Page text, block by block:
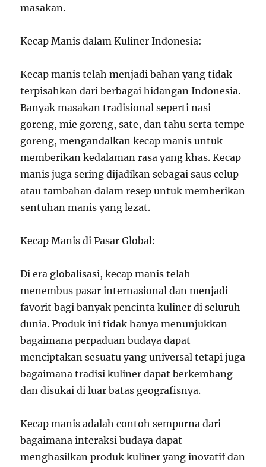
masakan.
Kecap Manis dalam Kuliner Indonesia:
Kecap manis telah menjadi bahan yang tidak
terpisahkan dari berbagai hidangan Indonesia.
Banyak masakan tradisional seperti nasi
goreng, mie goreng, sate, dan tahu serta tempe
goreng, mengandalkan kecap manis untuk
memberikan kedalaman rasa yang khas. Kecap
manis juga sering dijadikan sebagai saus celup
atau tambahan dalam resep untuk memberikan
sentuhan manis yang lezat.
Kecap Manis di Pasar Global:
Di era globalisasi, kecap manis telah
menembus pasar internasional dan menjadi
favorit bagi banyak pencinta kuliner di seluruh
dunia. Produk ini tidak hanya menunjukkan
bagaimana perpaduan budaya dapat
menciptakan sesuatu yang universal tetapi juga
bagaimana tradisi kuliner dapat berkembang
dan disukai di luar batas geografisnya.
Kecap manis adalah contoh sempurna dari
bagaimana interaksi budaya dapat
menghasilkan produk kuliner yang inovatif dan